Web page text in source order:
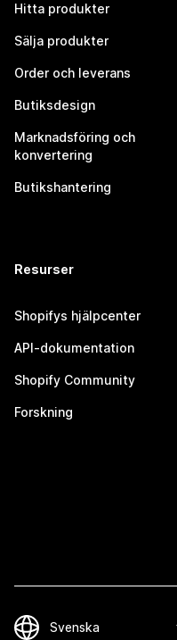
Hitta produkter
Sälja produkter
Order och leverans
Butiksdesign
Marknadsföring och
konvertering
Butikshantering
Resurser
Shopifys hjälpcenter
API-dokumentation
Shopify Community
Forskning